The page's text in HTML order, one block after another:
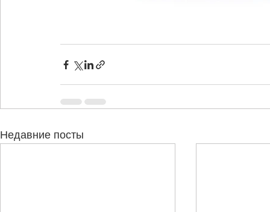
Недавние посты